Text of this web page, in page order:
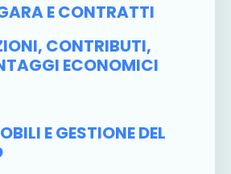
E CONTRATTI
CONTRIBUTI,
ECONOMICI
E GESTIONE DEL